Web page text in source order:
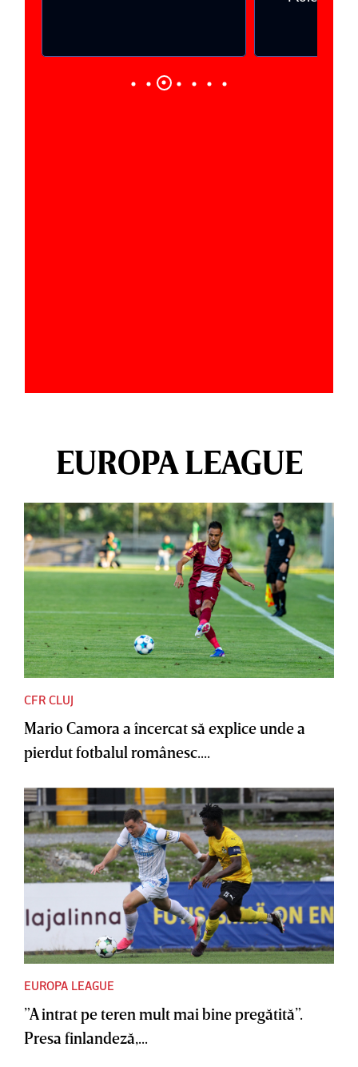
EUROPA LEAGUE
CFR CLUJ
Mario Camora a încercat să explice unde a
pierdut fotbalul românesc....
EUROPA LEAGUE
”A intrat pe teren mult mai bine pregătită”.
Presa finlandeză,...